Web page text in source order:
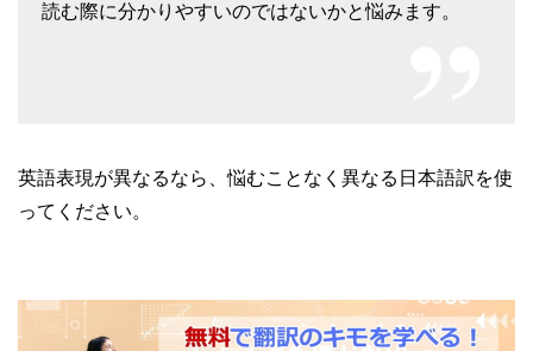
読む際に分かりやすいのではないかと悩みます。
英語表現が異なるなら、悩むことなく異なる日本語訳を使
ってください。